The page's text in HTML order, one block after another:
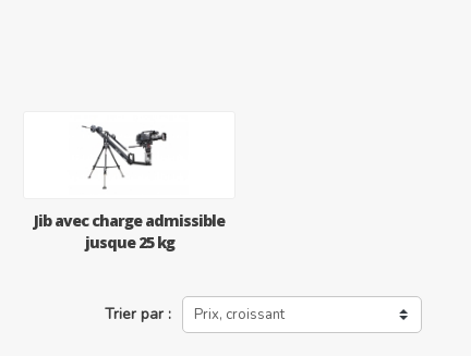
Jib avec charge admissible
jusque 25 kg
Trier par : Prix, croissant